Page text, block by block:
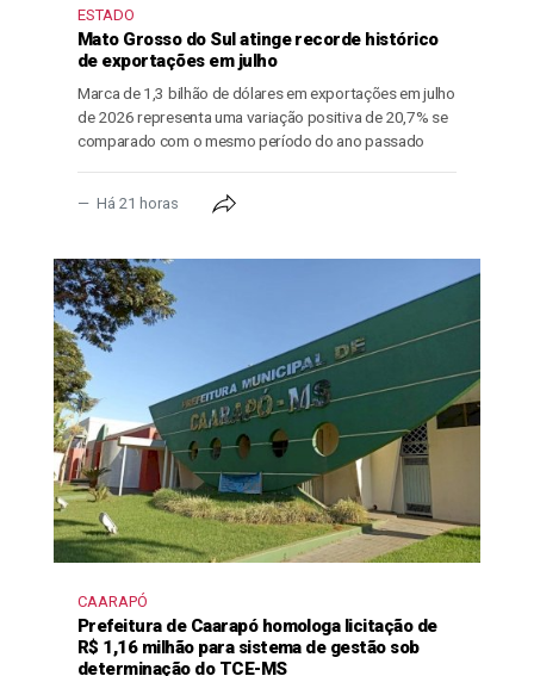
ESTADO
Mato Grosso do Sul atinge recorde histórico
de exportações em julho
Marca de 1,3 bilhão de dólares em exportações em julho
de 2026 representa uma variação positiva de 20,7% se
comparado com o mesmo período do ano passado
Há 21 horas
CAARAPÓ
Prefeitura de Caarapó homologa licitação de
R$ 1,16 milhão para sistema de gestão sob
determinação do TCE-MS